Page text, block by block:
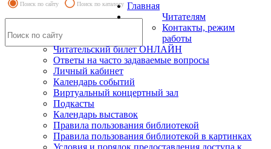
Поиск по сайту Поиск по каталогу Главная
Читателям
Контакты, режим
работы
Читательский билет ОНЛАЙН
Ответы на часто задаваемые вопросы
Личный кабинет
Календарь событий
Виртуальный концертный зал
Подкасты
Календарь выставок
Правила пользования библиотекой
Правила пользования библиотекой в картинках
Условия и порядок предоставления доступа к